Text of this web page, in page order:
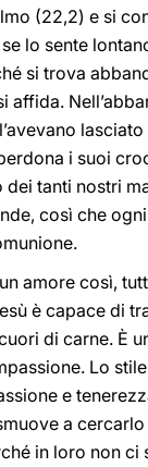
(22,2) e si
lo sente
si trova
affida.
i suoi
dei tanti nostri
così che
amore così,
è capace di
di carne. È
Lo
e
a
in loro non ci